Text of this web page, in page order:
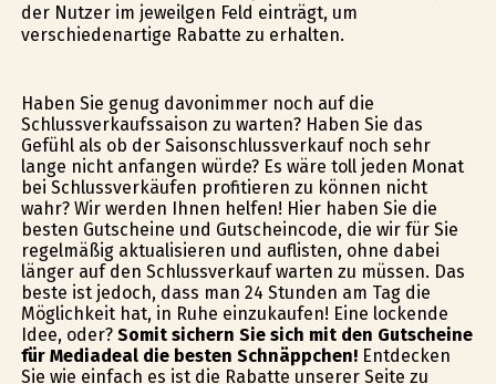
der Nutzer im jeweilgen Feld einträgt, um
verschiedenartige Rabatte zu erhalten.
Haben Sie genug davonimmer noch auf die
Schlussverkaufssaison zu warten? Haben Sie das
Gefühl als ob der Saisonschlussverkauf noch sehr
lange nicht anfangen würde? Es wäre toll jeden Monat
bei Schlussverkäufen profitieren zu können nicht
wahr? Wir werden Ihnen helfen! Hier haben Sie die
besten Gutscheine und Gutscheincode, die wir für Sie
regelmäßig aktualisieren und auflisten, ohne dabei
länger auf den Schlussverkauf warten zu müssen. Das
beste ist jedoch, dass man 24 Stunden am Tag die
Möglichkeit hat, in Ruhe einzukaufen! Eine lockende
Idee, oder? Somit sichern Sie sich mit den Gutscheine
für Mediadeal die besten Schnäppchen!Entdecken
Sie wie einfach es ist die Rabatte unserer Seite zu